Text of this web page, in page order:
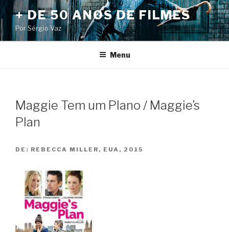
Pular
para
o
conteúdo
+ DE 50 ANOS DE FILMES
Por Sérgio Vaz
Menu
Maggie Tem um Plano / Maggie’s
Plan
DE: REBECCA MILLER, EUA, 2015